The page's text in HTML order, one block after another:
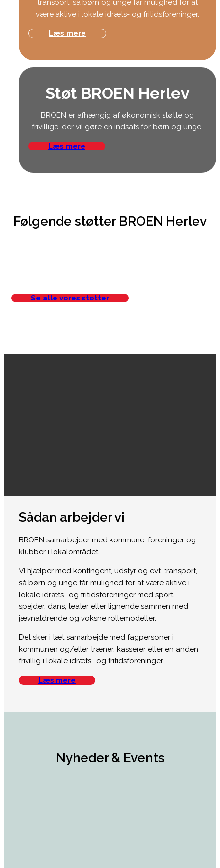
transport, så børn og unge får mulighed for at
være aktive i lokale idræts- og fritidsforeninger.
Læs mere
Støt BROEN Herlev
BROEN er afhængig af økonomisk støtte og
frivillige, der vil gøre en indsats for børn og unge.
Læs mere
Følgende støtter BROEN Herlev
Se alle vores støtter
Sådan arbejder vi
BROEN samarbejder med kommune, foreninger og
klubber i lokalområdet.
Vi hjælper med kontingent, udstyr og evt. transport,
så børn og unge får mulighed for at være aktive i
lokale idræts- og fritidsforeninger med sport,
spejder, dans, teater eller lignende sammen med
jævnaldrende og voksne rollemodeller.
Det sker i tæt samarbejde med fagpersoner i
kommunen og/eller træner, kasserer eller en anden
frivillig i lokale idræts- og fritidsforeninger.
Læs mere
Nyheder & Events